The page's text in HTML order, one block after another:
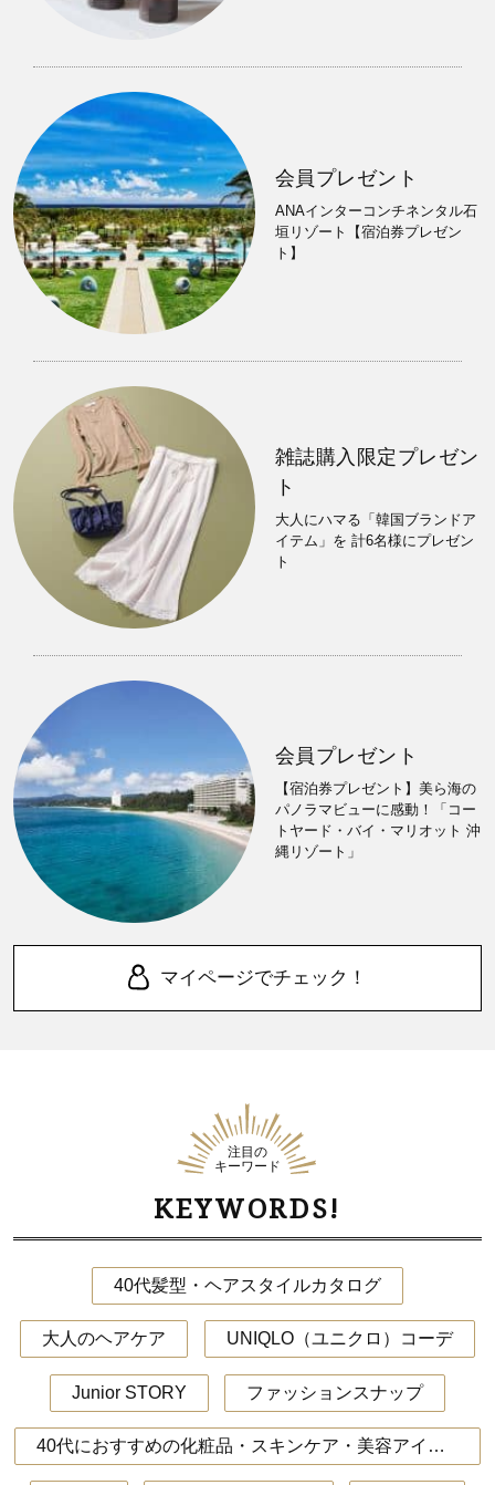
会員プレゼント
ANAインターコンチネンタル石
垣リゾート【宿泊券プレゼン
ト】
雑誌購入限定プレゼン
ト
大人にハマる「韓国ブランドア
イテム」を 計6名様にプレゼン
ト
会員プレゼント
【宿泊券プレゼント】美ら海の
パノラマビューに感動！「コー
トヤード・バイ・マリオット 沖
縄リゾート」
マイページでチェック！
注目の
キーワード
KEYWORDS!
40代髪型・ヘアスタイルカタログ
大人のヘアケア UNIQLO（ユニクロ）コーデ
Junior STORY ファッションスナップ
40代におすすめの化粧品・スキンケア・美容アイテム